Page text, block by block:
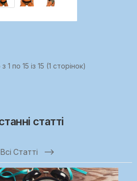
1 по 15 із 15 (1 сторінок)
статті
Всі Статті